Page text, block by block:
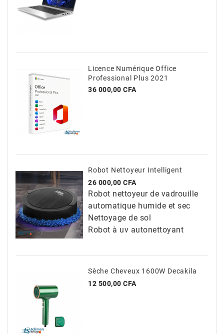
Licence Numérique Office
Professional Plus 2021
Prix
36 000,00 CFA
Robot Nettoyeur Intelligent
Prix
26 000,00 CFA
Robot nettoyeur de vadrouille
automatique humide et sec
Nettoyage de sol
Robot à uv autonettoyant
Sèche Cheveux 1600W Decakila
Prix
12 500,00 CFA